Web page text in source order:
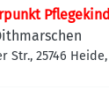
Str., 25746